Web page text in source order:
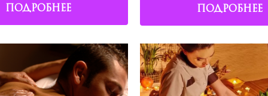
ПОДРОБНЕЕ ПОДРОБНЕЕ